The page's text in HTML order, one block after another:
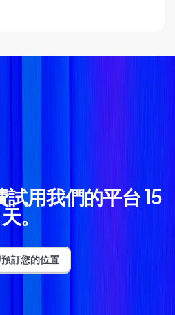
用我們的平台 15
天。
訂您的位置